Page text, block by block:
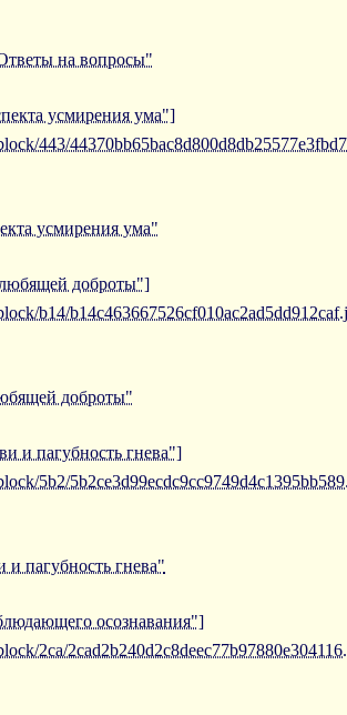
на вопросы"
усмирения ума"]
443/
усмирения ума"
любящей доброты"]
b14/
доброты"
и пагубность гнева"]
5b2/
пагубность гнева"
осознавания"]
2ca/